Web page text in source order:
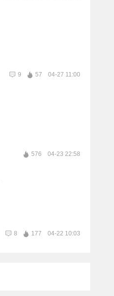
9 57 04-27 11:00
576 04-23 22:58
8 177 04-22 10:03